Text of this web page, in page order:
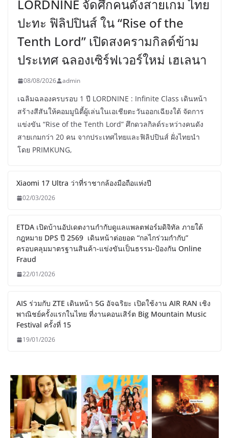
LORDNINE จัดศึกคนดังสายเกม ไทย
ปะทะ ฟิลิปปินส์ ใน “Rise of the
Tenth Lord” เปิดสงครามกิลด์ข้าม
ประเทศ ฉลองเซิร์ฟเวอร์ใหม่ เฮเลนา
08/08/2026 admin
เฉลิมฉลองครบรอบ 1 ปี LORDNINE : Infinite Class เดินหน้า
สร้างสีสันให้คอมมูนิตี้ผู้เล่นในเอเชียตะวันออกเฉียงใต้ จัดการ
แข่งขัน “Rise of the Tenth Lord” ศึกดวลกิลด์ระหว่างคนดัง
สายเกมกว่า 20 คน จากประเทศไทยและฟิลิปปินส์ ฝั่งไทยนำ
โดย PRIMKUNG,
Xiaomi 17 Ultra ว่าที่ราชากล้องมือถือแห่งปี
02/03/2026
ETDA เปิดบ้านอัปเดตงานกำกับดูแลแพลตฟอร์มดิจิทัล ภายใต้
กฎหมาย DPS ปี 2569 เดินหน้าต่อยอด “กลไกร่วมกำกับ”
ครอบคลุมมาตรฐานสินค้า-แข่งขันเป็นธรรม-ป้องกัน Online
Fraud
22/01/2026
AIS ร่วมกับ ZTE เดินหน้า 5G อัจฉริยะ เปิดใช้งาน AIR RAN เชิง
พาณิชย์ครั้งแรกในไทย ที่งานคอนเสิร์ต Big Mountain Music
Festival ครั้งที่ 15
19/01/2026